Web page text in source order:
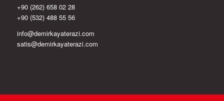
+90 (262) 658 02 28
+90 (532) 488 55 56
info@demirkayaterazi.com
satis@demirkayaterazi.com